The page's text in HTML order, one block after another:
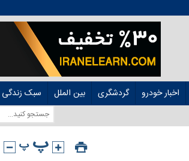
اخبار خودرو گردشگری بین الملل سبک زندگی